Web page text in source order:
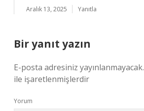
Aralık 13, 2025 Yanıtla
Bir yanıt yazın
E-posta adresiniz yayınlanmayacak.
ile işaretlenmişlerdir
Yorum